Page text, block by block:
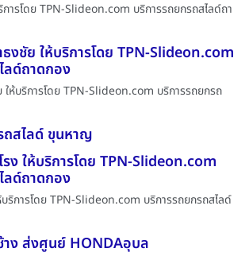
การโดย TPN-Slideon.com บริการรถยกรถสไลด์ถา
งชัย ให้บริการโดย TPN-Slideon.com
ลด์ถาดกอง
ให้บริการโดย TPN-Slideon.com บริการรถยกรถ
ถสไลด์ ขุนหาญ
ง ให้บริการโดย TPN-Slideon.com
ลด์ถาดกอง
บริการโดย TPN-Slideon.com บริการรถยกรถสไลด์
ง ส่งศูนย์ HONDAอุบล